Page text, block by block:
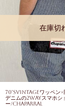
在庫切
70’sVintageワッペン×
デニムの2WAYスマホシ
ー/chaparral